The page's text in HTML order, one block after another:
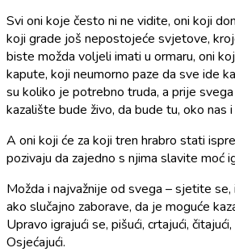
Svi oni koje često ni ne vidite, oni koji
koji grade još nepostojeće svjetove,
biste možda voljeli imati u ormaru, oni
kapute, koji neumorno paze da sve ide
su koliko je potrebno truda, a prije
kazalište bude živo, da bude tu, oko nas i
A oni koji će za koji tren hrabro stati
pozivaju da zajedno s njima slavite moć
Možda i najvažnije od svega – sjetite
ako slučajno zaborave, da je moguće
Upravo igrajući se, pišući, crtajući,
Osjećajući.